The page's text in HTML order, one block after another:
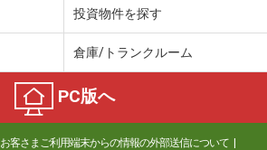
投資物件を探す
倉庫/トランクルーム
PC版へ
お客さまご利用端末からの情報の外部送信について